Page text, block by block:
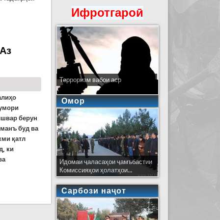
Сандуқи байналмилалии пул гуфт, ки
берун
буд ва
қатл
ки
то Васко да Гама. Бахши дуюм
Ифротгароӣ
Терроризм вабои аср
Омор
Идомаи ҷаласаҳои ҷамъбастии
Комиссияҳои ҳолатҳои...
Сарбози наҷот